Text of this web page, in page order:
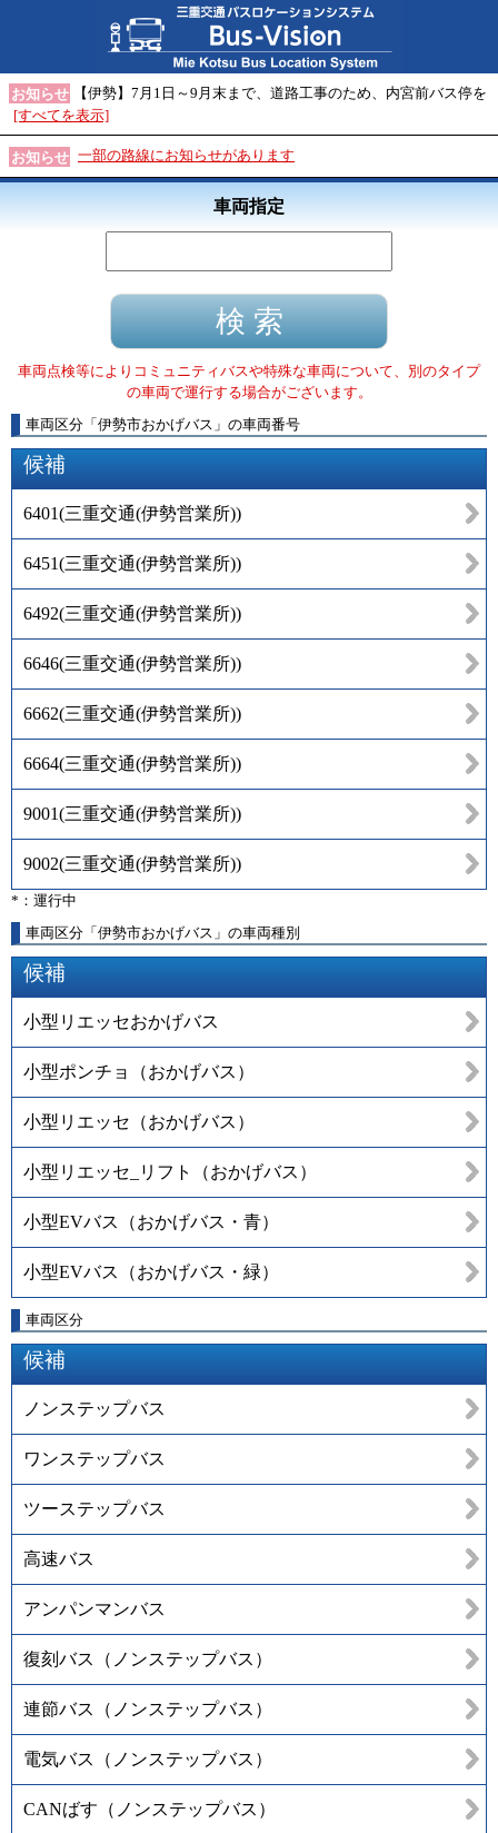
お知らせ
【伊勢】7月1日～9月末まで、道路工事のため、内宮前バス停を
[すべてを表示]
お知らせ 一部の路線にお知らせがあります
車両指定
車両点検等によりコミュニティバスや特殊な車両について、別のタイプ
の車両で運行する場合がございます。
車両区分 「 伊勢市おかげバス 」 の車両番号
候補
6401(三重交通(伊勢営業所))
6451(三重交通(伊勢営業所))
6492(三重交通(伊勢営業所))
6646(三重交通(伊勢営業所))
6662(三重交通(伊勢営業所))
6664(三重交通(伊勢営業所))
9001(三重交通(伊勢営業所))
9002(三重交通(伊勢営業所))
*：運行中
車両区分「伊勢市おかげバス」の車両種別
候補
小型リエッセおかげバス
小型ポンチョ（おかげバス）
小型リエッセ（おかげバス）
小型リエッセ_リフト（おかげバス）
小型EVバス（おかげバス・青）
小型EVバス（おかげバス・緑）
車両区分
候補
ノンステップバス
ワンステップバス
ツーステップバス
高速バス
アンパンマンバス
復刻バス（ノンステップバス）
連節バス（ノンステップバス）
電気バス（ノンステップバス）
CANばす（ノンステップバス）